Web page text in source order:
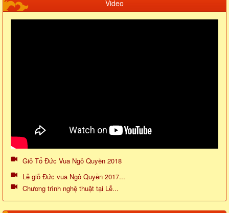
Video
Giỗ Tổ Đức Vua Ngô Quyền 2018
Lễ giỗ Đức vua Ngô Quyền 2017...
Chương trình nghệ thuật tại Lễ...